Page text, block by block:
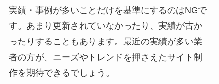
実績・事例が多いことだけを基準にするのはNGで
す。あまり更新されていなかったり、実績が古か
ったりすることもあります。最近の実績が多い業
者の方が、ニーズやトレンドを押さえたサイト制
作を期待できるでしょう。